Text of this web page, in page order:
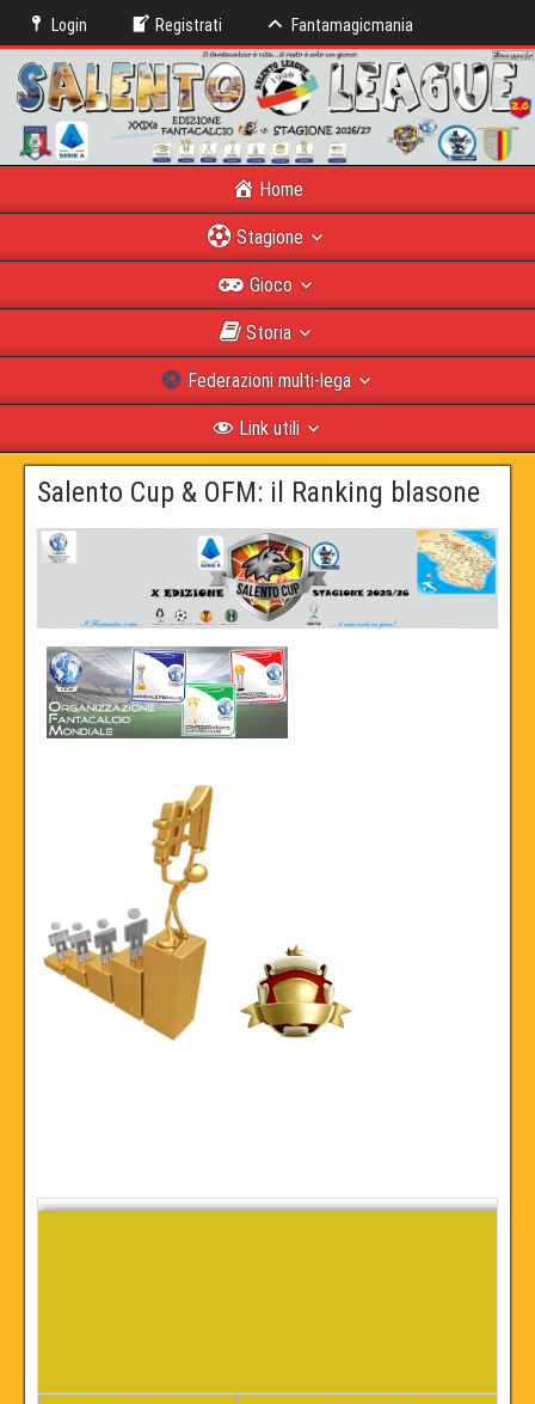
Login Registrati Fantamagicmania
Home
Stagione
Gioco
Storia
Federazioni multi-lega
Link utili
Salento Cup & OFM: il Ranking blasone